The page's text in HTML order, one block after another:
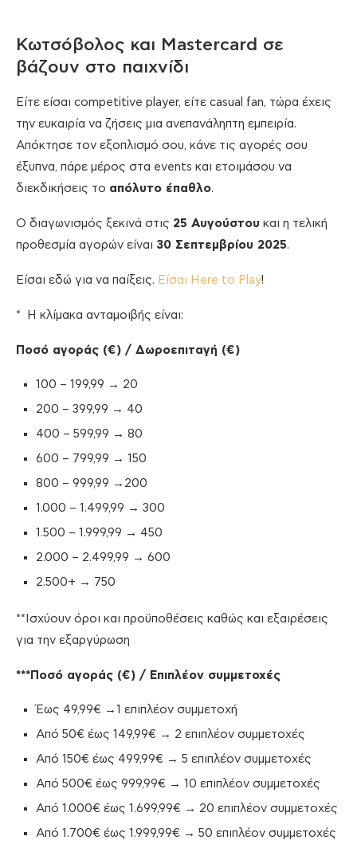
Κωτσόβολος και Mastercard σε
βάζουν στο παιχνίδι
Είτε είσαι competitive player, είτε casual fan, τώρα έχεις
την ευκαιρία να ζήσεις μια ανεπανάληπτη εμπειρία.
Απόκτησε τον εξοπλισμό σου, κάνε τις αγορές σου
έξυπνα, πάρε μέρος στα events και ετοιμάσου να
διεκδικήσεις το απόλυτο έπαθλο.
Ο διαγωνισμός ξεκινά στις 25 Αυγούστου και η τελική
προθεσμία αγορών είναι 30 Σεπτεμβρίου 2025.
Είσαι εδώ για να παίξεις. Είσαι Here to Play!
* Η κλίμακα ανταμοιβής είναι:
Ποσό αγοράς (€) / Δωροεπιταγή (€)
100 – 199,99 → 20
200 – 399,99 → 40
400 – 599,99 → 80
600 – 799,99 → 150
800 – 999,99 →200
1.000 – 1.499,99 → 300
1.500 – 1.999,99 → 450
2.000 – 2.499,99 → 600
2.500+ → 750
**Ισχύουν όροι και προϋποθέσεις καθώς και εξαιρέσεις
για την εξαργύρωση
***Ποσό αγοράς (€) / Επιπλέον συμμετοχές
Έως 49,99€ →1 επιπλέον συμμετοχή
Από 50€ έως 149,99€ → 2 επιπλέον συμμετοχές
Από 150€ έως 499,99€ → 5 επιπλέον συμμετοχές
Από 500€ έως 999,99€ → 10 επιπλέον συμμετοχές
Από 1.000€ έως 1.699,99€ → 20 επιπλέον συμμετοχές
Από 1.700€ έως 1.999,99€ → 50 επιπλέον συμμετοχές